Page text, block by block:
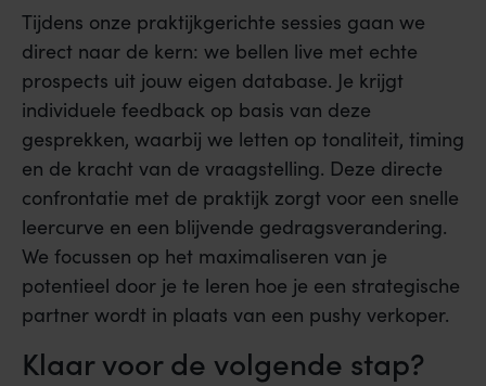
Tijdens onze praktijkgerichte sessies gaan we
direct naar de kern: we bellen live met echte
prospects uit jouw eigen database. Je krijgt
individuele feedback op basis van deze
gesprekken, waarbij we letten op tonaliteit, timing
en de kracht van de vraagstelling. Deze directe
confrontatie met de praktijk zorgt voor een snelle
leercurve en een blijvende gedragsverandering.
We focussen op het maximaliseren van je
potentieel door je te leren hoe je een strategische
partner wordt in plaats van een pushy verkoper.
Klaar voor de volgende stap?